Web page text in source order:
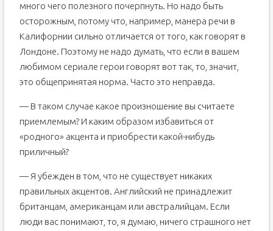
много чего полезного почерпнуть. Но надо быть
осторожным, потому что, например, манера речи в
Калифорнии сильно отличается от того, как говорят в
Лондоне. Поэтому не надо думать, что если в вашем
любимом сериале герои говорят вот так, то, значит,
это общепринятая норма. Часто это неправда.
— В таком случае какое произношение вы считаете
приемлемым? И каким образом избавиться от
«родного» акцента и приобрести какой-нибудь
приличный?
— Я убежден в том, что не существует никаких
правильных акцентов. Английский не принадлежит
британцам, американцам или австралийцам. Если
люди вас понимают, то, я думаю, ничего страшного нет